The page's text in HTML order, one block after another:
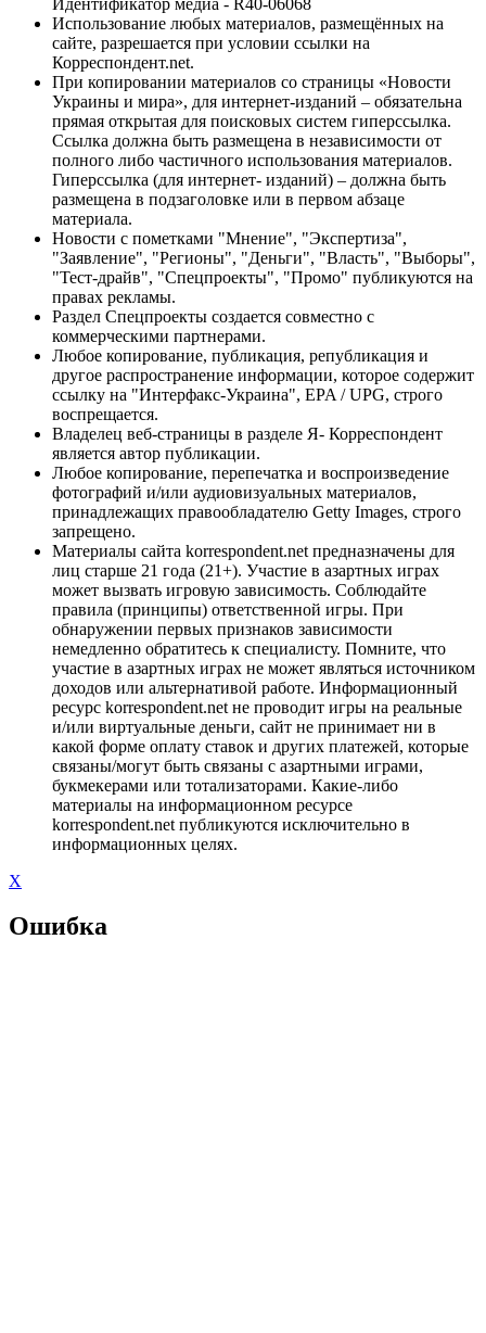
Использование любых материалов, размещённых на
сайте, разрешается при условии ссылки на
Корреспондент.net.
При копировании материалов со страницы «Новости
Украины и мира», для интернет-изданий – обязательна
прямая открытая для поисковых систем гиперссылка.
Ссылка должна быть размещена в независимости от
полного либо частичного использования материалов.
Гиперссылка (для интернет- изданий) – должна быть
размещена в подзаголовке или в первом абзаце
материала.
Новости с пометками "Мнение", "Экспертиза",
"Заявление", "Регионы", "Деньги", "Власть", "Выборы",
"Тест-драйв", "Спецпроекты", "Промо" публикуются на
правах рекламы.
Раздел Спецпроекты создается совместно с
коммерческими партнерами.
Любое копирование, публикация, републикация и
другое распространение информации, которое содержит
ссылку на "Интерфакс-Украина", EPA / UPG, строго
воспрещается.
Владелец веб-страницы в разделе Я- Корреспондент
является автор публикации.
Любое копирование, перепечатка и воспроизведение
фотографий и/или аудиовизуальных материалов,
принадлежащих правообладателю Getty Images, строго
запрещено.
Материалы сайта korrespondent.net предназначены для
лиц старше 21 года (21+). Участие в азартных играх
может вызвать игровую зависимость. Соблюдайте
правила (принципы) ответственной игры. При
обнаружении первых признаков зависимости
немедленно обратитесь к специалисту. Помните, что
участие в азартных играх не может являться источником
доходов или альтернативой работе. Информационный
ресурс korrespondent.net не проводит игры на реальные
и/или виртуальные деньги, сайт не принимает ни в
какой форме оплату ставок и других платежей, которые
связаны/могут быть связаны с азартными играми,
букмекерами или тотализаторами. Какие-либо
материалы на информационном ресурсе
korrespondent.net публикуются исключительно в
информационных целях.
X
Ошибка